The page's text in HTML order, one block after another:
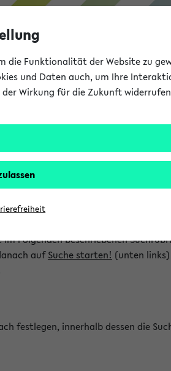
Kriterien durchsuchen und so
Folgenden beschriebenen
aufSuche starten! (unten links)
festlegen, innerhalb dessen die
die Funktionalität der Website zu
und Daten auch, um Ihre
Wirkung für die Zukunft